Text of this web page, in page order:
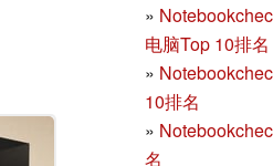
»
电脑Top 10排名
»
10排名
»
名